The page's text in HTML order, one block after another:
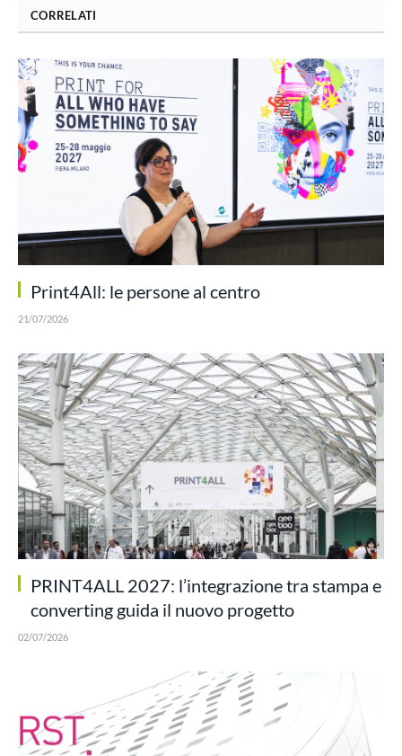
CORRELATI
Print4All: le persone al centro
21/07/2026
PRINT4ALL 2027: l’integrazione tra stampa e
converting guida il nuovo progetto
02/07/2026